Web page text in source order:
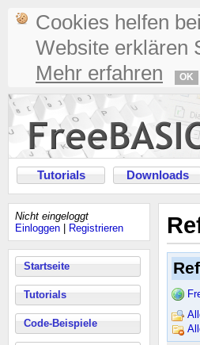
Cookies helfen
Website erklären
Mehr erfahren
OK
Tutorials Downloads
Nicht eingeloggt
Einloggen
Registrieren
Startseite
Tutorials
Code-Beispiele